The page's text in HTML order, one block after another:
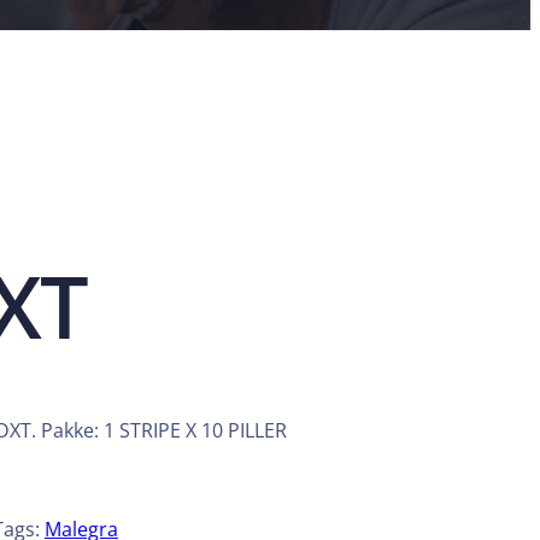
Pakke: 1 STRIPE X 10 PILLER
Malegra